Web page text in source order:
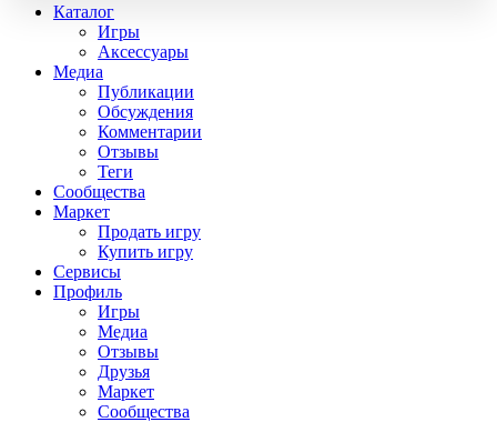
Каталог
Игры
Аксессуары
Медиа
Публикации
Обсуждения
Комментарии
Отзывы
Теги
Сообщества
Маркет
Продать игру
Купить игру
Сервисы
Профиль
Игры
Медиа
Отзывы
Друзья
Маркет
Сообщества